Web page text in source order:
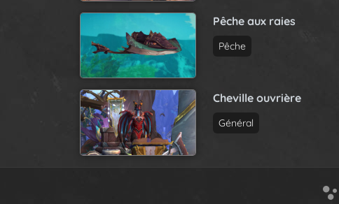
Pêche aux raies
Pêche
Cheville ouvrière
Général